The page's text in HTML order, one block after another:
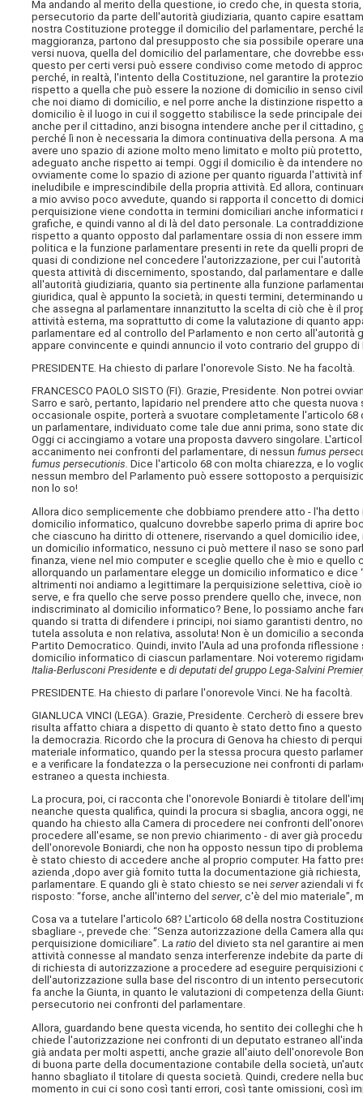
Ma andando al merito della questione, io credo che, in questa
persecutorio da parte dell'autorità giudiziaria, quanto capire
nostra Costituzione protegge il domicilio del parlamentare, perché
maggioranza, partono dal presupposto che sia possibile operare
versi nuova, quella del domicilio del parlamentare, che dovrebbe
questo per certi versi può essere condiviso come metodo di
perché, in realtà, l'intento della Costituzione, nel garantire la
rispetto a quella che può essere la nozione di domicilio in senso
che noi diamo di domicilio, e nel porre anche la distinzione
domicilio è il luogo in cui il soggetto stabilisce la sede principale
anche per il cittadino, anzi bisogna intendere anche per il
perché lì non è necessaria la dimora continuativa della persona. A
avere uno spazio di azione molto meno limitato e molto più
adeguato anche rispetto ai tempi. Oggi il domicilio è da intendere
ovviamente come lo spazio di azione per quanto riguarda l'attività
ineludibile e imprescindibile della propria attività. Ed allora,
a mio avviso poco avvedute, quando si rapporta il concetto di
perquisizione viene condotta in termini domiciliari anche
grafiche, e quindi vanno al di là del dato personale. La
rispetto a quanto opposto dal parlamentare ossia di non essere
politica e la funzione parlamentare presenti in rete da quelli propri
quasi di condizione nel concedere l'autorizzazione, per cui
questa attività di discernimento, spostando, dal parlamentare e
all'autorità giudiziaria, quanto sia pertinente alla funzione
giuridica, qual è appunto la società; in questi termini,
che assegna al parlamentare innanzitutto la scelta di ciò che è il
attività esterna, ma soprattutto di come la valutazione di quanto
parlamentare ed al controllo del Parlamento e non certo
appare convincente e quindi annuncio il voto contrario del gruppo di
PRESIDENTE. Ha chiesto di parlare l'onorevole Sisto. Ne ha facoltà.
FRANCESCO PAOLO SISTO (FI). Grazie, Presidente. Non potrei
Sarro e sarò, pertanto, lapidario nel prendere atto che questa
occasionale ospite, porterà a svuotare completamente l'articolo
un parlamentare, individuato come tale due anni prima, sono state
Oggi ci accingiamo a votare una proposta davvero singolare.
accanimento nei confronti del parlamentare, di nessunfumus
fumus persecutionis. Dice l'articolo 68 con molta chiarezza, e lo
nessun membro del Parlamento può essere sottoposto a
non lo so!
Allora dico semplicemente che dobbiamo prendere atto - l'ha
domicilio informatico, qualcuno dovrebbe saperlo prima di aprire
che ciascuno ha diritto di ottenere, riservando a quel domicilio
un domicilio informatico, nessuno ci può mettere il naso se sono
finanza, viene nel mio computer e sceglie quello che è mio e
allorquando un parlamentare elegge un domicilio informatico e
altrimenti noi andiamo a legittimare la perquisizione selettiva, cioè
serve, e fra quello che serve posso prendere quello che, invece,
indiscriminato al domicilio informatico? Bene, lo possiamo anche
quando si tratta di difendere i principi, noi siamo garantisti dentro,
tutela assoluta e non relativa, assoluta! Non è un domicilio a
Partito Democratico. Quindi, invito l'Aula ad una profonda
domicilio informatico di ciascun parlamentare. Noi voteremo
Italia-Berlusconi Presidente edi deputati del gruppo Lega-Salvini
PRESIDENTE. Ha chiesto di parlare l'onorevole Vinci. Ne ha facoltà.
GIANLUCA VINCI (LEGA). Grazie, Presidente. Cercherò di essere
risulta affatto chiara a dispetto di quanto è stato detto fino a
la democrazia. Ricordo che la procura di Genova ha chiesto di
materiale informatico, quando per la stessa procura questo
e a verificare la fondatezza o la persecuzione nei confronti di
estraneo a questa inchiesta.
La procura, poi, ci racconta che l'onorevole Boniardi è titolare
neanche questa qualifica, quindi la procura si sbaglia, ancora oggi,
quando ha chiesto alla Camera di procedere nei confronti
procedere all'esame, se non previo chiarimento - di aver già
dell'onorevole Boniardi, che non ha opposto nessun tipo di
è stato chiesto di accedere anche al proprio computer. Ha fatto
azienda ,dopo aver già fornito tutta la documentazione già
parlamentare. E quando gli è stato chiesto se neiserveraziendali vi
risposto: “forse, anche all'interno delserver, c'è del mio materiale”,
Cosa va a tutelare l'articolo 68? L'articolo 68 della nostra
sbagliare -, prevede che: “Senza autorizzazione della Camera alla
perquisizione domiciliare”. Laratio del divieto sta nel garantire ai
attività connesse al mandato senza interferenze indebite da parte
di richiesta di autorizzazione a procedere ad eseguire
dell'autorizzazione sulla base del riscontro di un intento
fa anche la Giunta, in quanto le valutazioni di competenza della
persecutorio nei confronti del parlamentare.
Allora, guardando bene questa vicenda, ho sentito dei colleghi
chiede l'autorizzazione nei confronti di un deputato estraneo
già andata per molti aspetti, anche grazie all'aiuto dell'onorevole
di buona parte della documentazione contabile della società,
hanno sbagliato il titolare di questa società. Quindi, credere nella
momento in cui ci sono così tanti errori, così tante omissioni, così